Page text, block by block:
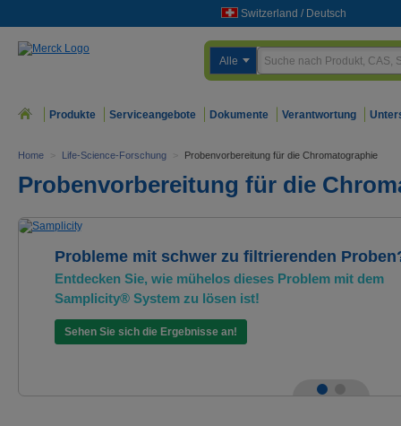
Switzerland / Deutsch
Alle
Produkte Serviceangebote Dokumente Verantwortung
Home > Life-Science-Forschung > Probenvorbereitung für die Chromatographie
Probenvorbereitung für die
Probleme mit schwer zu filtrierenden
Entdecken Sie, wie mühelos dieses Problem mit dem
Samplicity® System zu lösen ist!
Sehen Sie sich die Ergebnisse an!